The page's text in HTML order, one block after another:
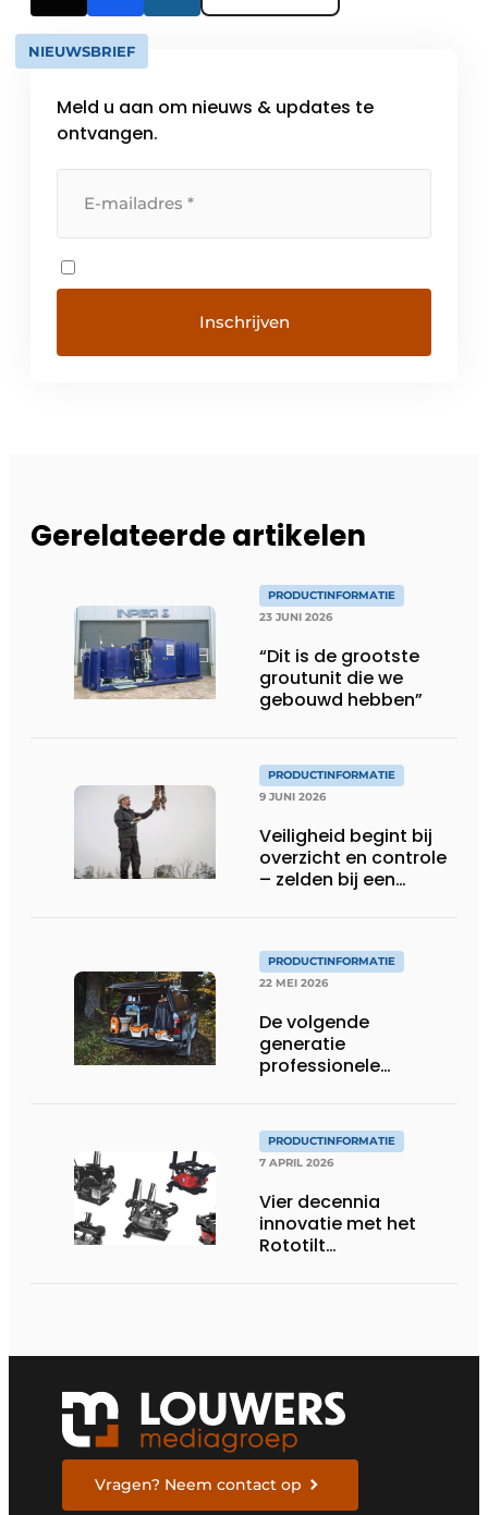
NIEUWSBRIEF
Meld u aan om nieuws & updates te
ontvangen.
Gerelateerde artikelen
PRODUCTINFORMATIE
23 JUNI 2026
“Dit is de grootste
groutunit die we
gebouwd hebben”
PRODUCTINFORMATIE
9 JUNI 2026
Veiligheid begint bij
overzicht en controle
– zelden bij een
PRODUCTINFORMATIE
22 MEI 2026
De volgende
generatie
professionele
PRODUCTINFORMATIE
7 APRIL 2026
Vier decennia
innovatie met het
Rototilt
Vragen? Neem contact op